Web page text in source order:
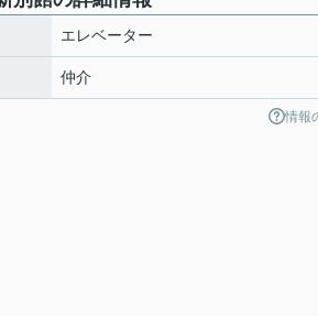
エレベーター
仲介
情報